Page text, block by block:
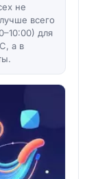
не
всего
для
а в